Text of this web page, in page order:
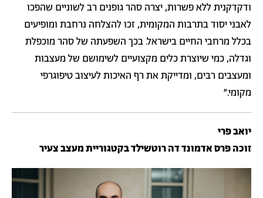
ודקדקנית ללא פשרות, יצרה סהר גופנים רב לשוניים שהפכו
לאבני יסוד בתרבות המקומית, זכו להצלחה נרחבת ומופיעים
בכלל מרחבי החיים בישראל. בכך השפעתה של סהר מוכפלת
וגדלה, כמי שיוצרת כלים מקצועיים לשימושם של מעצבות
ומעצבים רבים, ומדייקת את רף האיכות לעיצוב טיפוגרפי
מקומי.״
יואב פרי
זוכה פרס אדמונד דה רוטשילד בקטגוריית מעצב צעיר